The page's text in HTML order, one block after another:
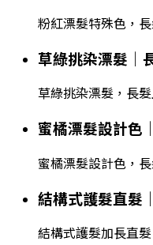
粉紅漂髮特殊色，
草綠挑染漂髮｜
草綠挑染漂髮，長
蜜橘漂髮設計色
蜜橘漂髮設計色，
結構式護髮直髮
結構式護髮加長直